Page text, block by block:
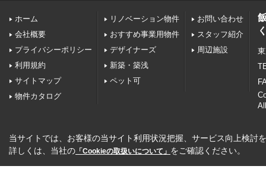
ホーム
会社概要
プライバシーポリシー
利用規約
サイトマップ
物件カタログ
リノベーション物件
おすすめ事業用物件
デザイナーズ
新築・築浅
ペット可
お問い合わせ
スタッフ紹介
周辺施設
当サイトでは、お客様の当サイト利用状況把握、サービス向上検討
詳しくは、当社の 「Cookieの取扱いについて」 をご確認ください。